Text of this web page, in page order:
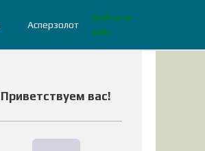
Асперзолот
Войти на
сайт
Приветствуем вас!